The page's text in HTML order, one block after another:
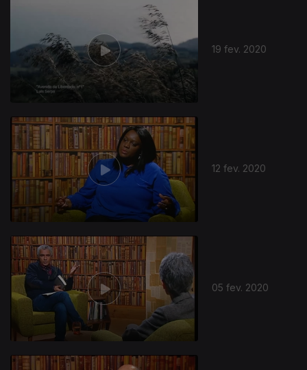
19 fev. 2020
12 fev. 2020
05 fev. 2020
451775